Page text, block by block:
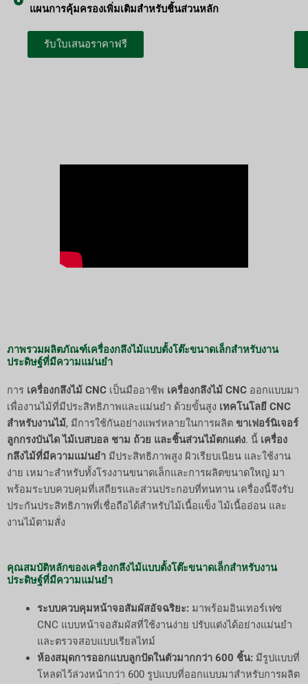
แผนการคุ้มครองเพิ่มเติมสำหรับชิ้นส่วนหลัก
รับใบเสนอราคาฟรี
ภาพรวมผลิตภัณฑ์เครื่องกลึงไม้แบบตั้งโต๊ะขนาดเล็กสำหรับงาน
ประดิษฐ์ที่มีความแม่นยำ
การ เครื่องกลึงไม้ CNC เป็นมืออาชีพ เครื่องกลึงไม้ CNC ออกแบบมา
เพื่องานไม้ที่มีประสิทธิภาพและแม่นยำ ด้วยขั้นสูง เทคโนโลยี CNC
สำหรับงานไม้, มีการใช้กันอย่างแพร่หลายในการผลิต ขาเฟอร์นิเจอร์
ลูกกรงบันได ไม้เบสบอล ชาม ถ้วย และชิ้นส่วนไม้ตกแต่ง. นี้ เครื่อง
กลึงไม้ที่มีความแม่นยำ มีประสิทธิภาพสูง ผิวเรียบเนียน และใช้งาน
ง่าย เหมาะสำหรับทั้งโรงงานขนาดเล็กและการผลิตขนาดใหญ่ มา
พร้อมระบบควบคุมที่เสถียรและส่วนประกอบที่ทนทาน เครื่องนี้จึงรับ
ประกันประสิทธิภาพที่เชื่อถือได้สำหรับไม้เนื้อแข็ง ไม้เนื้ออ่อน และ
งานไม้ตามสั่ง
คุณสมบัติหลักของเครื่องกลึงไม้แบบตั้งโต๊ะขนาดเล็กสำหรับงาน
ประดิษฐ์ที่มีความแม่นยำ
ระบบควบคุมหน้าจอสัมผัสอัจฉริยะ:มาพร้อมอินเทอร์เฟซ
CNC แบบหน้าจอสัมผัสที่ใช้งานง่าย ปรับแต่งได้อย่างแม่นยำ
และตรวจสอบแบบเรียลไทม์
ห้องสมุดการออกแบบลูกปัดในตัวมากกว่า 600 ชิ้น:มีรูปแบบที่
โหลดไว้ล่วงหน้ากว่า 600 รูปแบบที่ออกแบบมาสำหรับการผลิต